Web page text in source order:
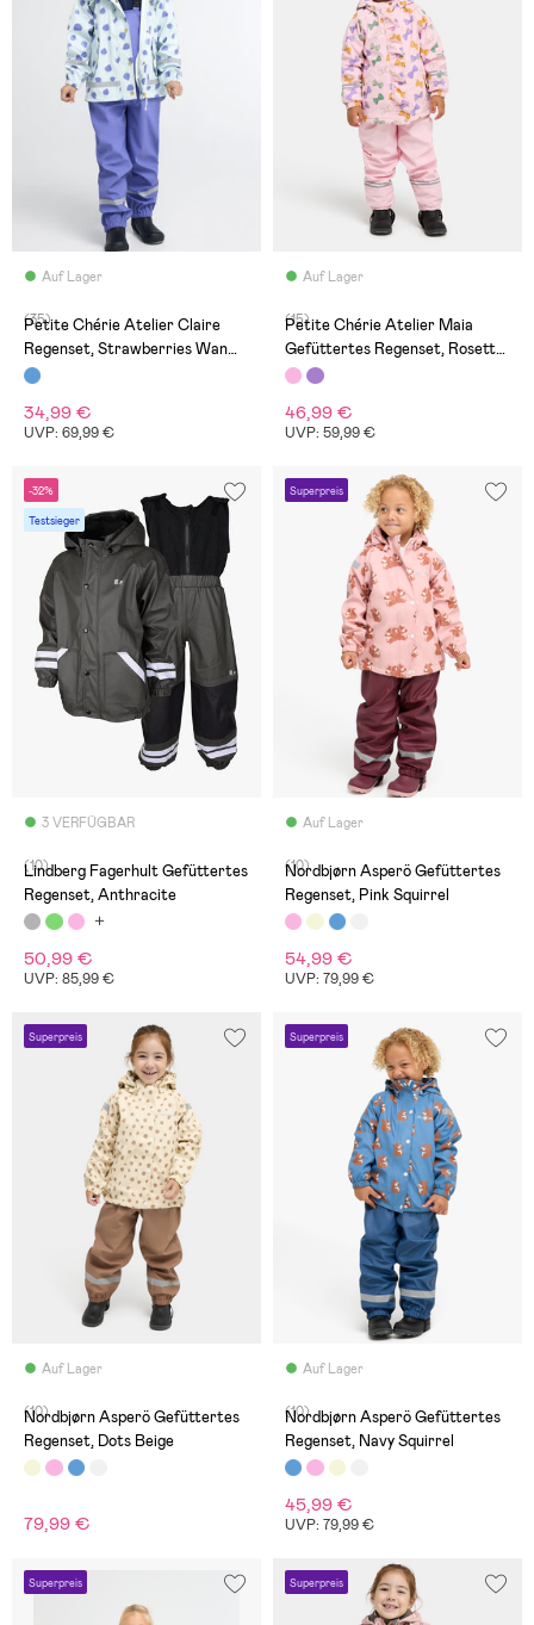
Auf Lager
(35)
Petite Chérie Atelier Claire
Regenset, Strawberries Wan
Blue
34,99 €
UVP: 69,99 €
Auf Lager
(15)
Petite Chérie Atelier Maia
Gefüttertes Regenset, Rosette
Minuet Parfait Pink
46,99 €
UVP: 59,99 €
-32%
Testsieger
3 VERFÜGBAR
(10)
Lindberg Fagerhult Gefüttertes
Regenset, Anthracite
50,99 €
UVP: 85,99 €
Superpreis
Auf Lager
(10)
Nordbjørn Asperö Gefüttertes
Regenset, Pink Squirrel
54,99 €
UVP: 79,99 €
Superpreis
Auf Lager
(10)
Nordbjørn Asperö Gefüttertes
Regenset, Dots Beige
79,99 €
Superpreis
Auf Lager
(10)
Nordbjørn Asperö Gefüttertes
Regenset, Navy Squirrel
45,99 €
UVP: 79,99 €
Superpreis Superpreis